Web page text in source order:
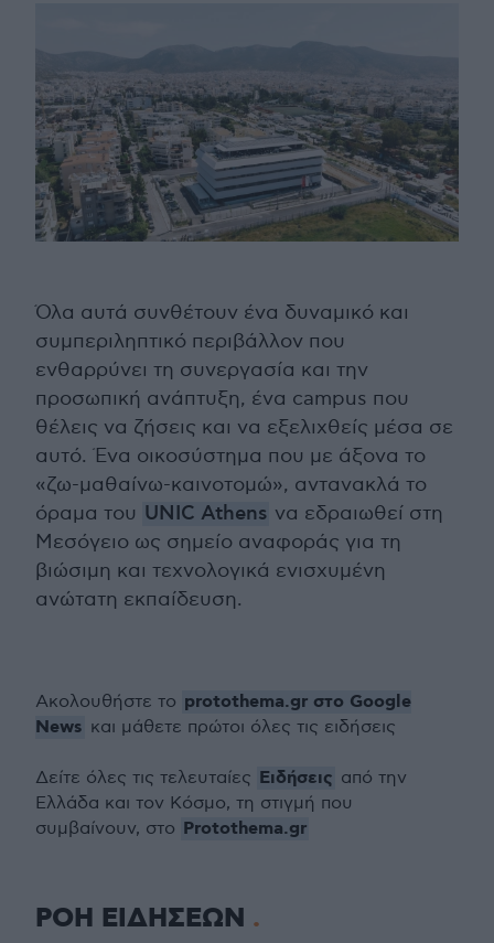
Όλα αυτά συνθέτουν ένα δυναμικό και
συμπεριληπτικό περιβάλλον που
ενθαρρύνει τη συνεργασία και την
προσωπική ανάπτυξη, ένα campus που
θέλεις να ζήσεις και να εξελιχθείς μέσα σε
αυτό. Ένα οικοσύστημα που με άξονα το
«ζω-μαθαίνω-καινοτομώ», αντανακλά το
όραμα του UNIC Athens να εδραιωθεί στη
Μεσόγειο ως σημείο αναφοράς για τη
βιώσιμη και τεχνολογικά ενισχυμένη
ανώτατη εκπαίδευση.
Ακολουθήστε το protothema.gr στο Google
News και μάθετε πρώτοι όλες τις ειδήσεις
Δείτε όλες τις τελευταίες Ειδήσεις από την
Ελλάδα και τον Κόσμο, τη στιγμή που
συμβαίνουν, στο Protothema.gr
ΡΟΗ ΕΙΔΗΣΕΩΝ